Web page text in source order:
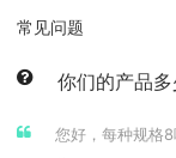
常见问题
你们的产品
您好，每种规格